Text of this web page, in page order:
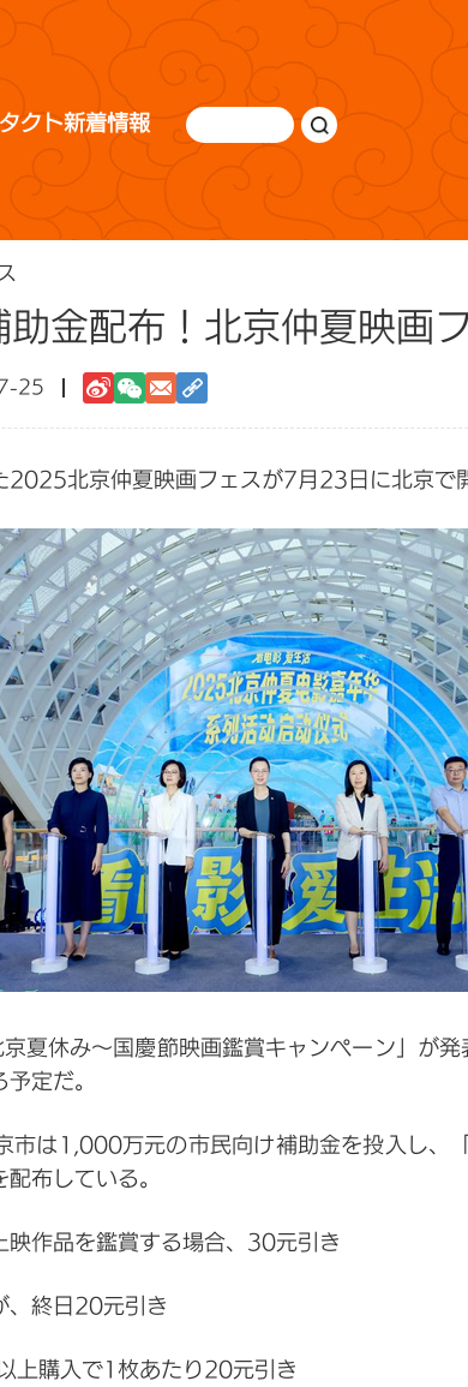
クト新着情報
金配布！北京仲夏映画
25
2025北京仲夏映画フェスが7月23日に北京で
夏休み～国慶節映画鑑賞キャンペーン」が
定だ。
市は1,000万元の市民向け補助金を投入し、
布している。
作品を鑑賞する場合、30元引き
、終日20元引き
上購入で1枚あたり20元引き